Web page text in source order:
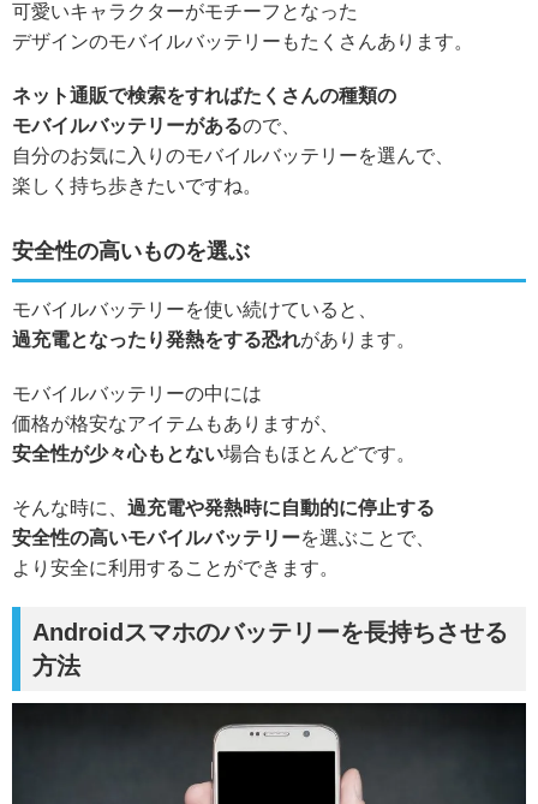
可愛いキャラクターがモチーフとなった
デザインのモバイルバッテリーもたくさんあります。
ネット通販で検索をすればたくさんの種類の
モバイルバッテリーがあるので、
自分のお気に入りのモバイルバッテリーを選んで、
楽しく持ち歩きたいですね。
安全性の高いものを選ぶ
モバイルバッテリーを使い続けていると、
過充電となったり発熱をする恐れがあります。
モバイルバッテリーの中には
価格が格安なアイテムもありますが、
安全性が少々心もとない場合もほとんどです。
そんな時に、 過充電や発熱時に自動的に停止する
安全性の高いモバイルバッテリーを選ぶことで、
より安全に利用することができます。
Androidスマホのバッテリーを長持ちさせる
方法